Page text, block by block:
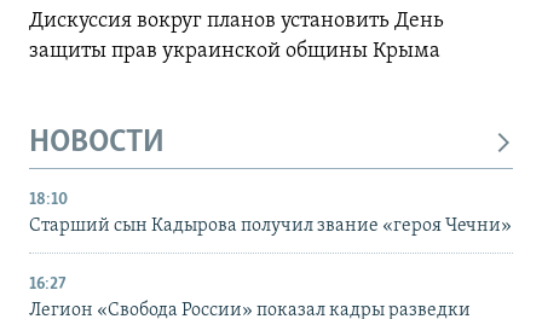
Дискуссия вокруг планов установить День
защиты прав украинской общины Крыма
НОВОСТИ
18:10
Старший сын Кадырова получил звание «героя Чечни»
16:27
Легион «Свобода России» показал кадры разведки